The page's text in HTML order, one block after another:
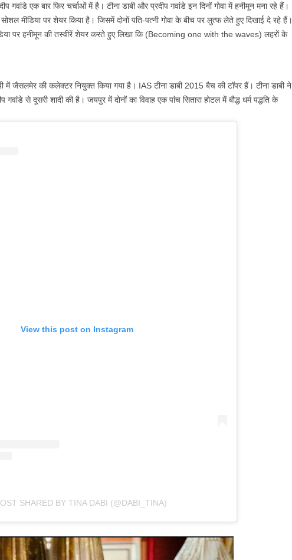
गवांडे एक बार फिर चर्चाओं में है। टीना डाबी और प्रदीप गवांडे इन दिनों गोवा में हनीमून मना रहे हैं।
सोशल मीडिया पर शेयर किया है। जिसमें दोनों पति-पत्नी गोवा के बीच पर लुत्फ लेते हुए दिखाई दे रहे हैं।
पर हनीमून की तस्वीरें शेयर करते हुए लिखा कि (Becoming one with the waves) लहरों के
में जैसलमेर की कलेक्टर नियुक्त किया गया है। IAS टीना डाबी 2015 बैच की टॉपर हैं। टीना डाबी ने
से दूसरी शादी की है। जयपुर में दोनों का विवाह एक पांच सितारा होटल में बौद्ध धर्म पद्धति के
View this post on Instagram
SHARED BY TINA DABI (@DABI_TINA)